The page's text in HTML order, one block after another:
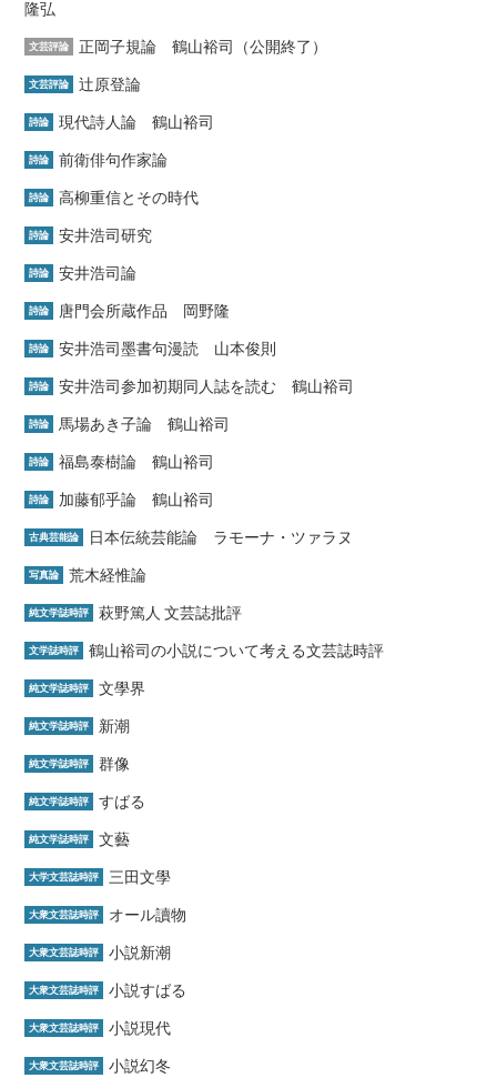
隆弘
文芸評論 正岡子規論 鶴山裕司（公開終了）
文芸評論 辻原登論
詩論 現代詩人論 鶴山裕司
詩論 前衛俳句作家論
詩論 高柳重信とその時代
詩論 安井浩司研究
詩論 安井浩司論
詩論 唐門会所蔵作品 岡野隆
詩論 安井浩司墨書句漫読 山本俊則
詩論 安井浩司参加初期同人誌を読む 鶴山裕司
詩論 馬場あき子論 鶴山裕司
詩論 福島泰樹論 鶴山裕司
詩論 加藤郁乎論 鶴山裕司
古典芸能論 日本伝統芸能論 ラモーナ・ツァラヌ
写真論 荒木経惟論
純文学誌時評 萩野篤人 文芸誌批評
文学誌時評 鶴山裕司の小説について考える文芸誌時評
純文学誌時評 文學界
純文学誌時評 新潮
純文学誌時評 群像
純文学誌時評 すばる
純文学誌時評 文藝
大学文芸誌時評 三田文學
大衆文芸誌時評 オール讀物
大衆文芸誌時評 小説新潮
大衆文芸誌時評 小説すばる
大衆文芸誌時評 小説現代
大衆文芸誌時評 小説幻冬